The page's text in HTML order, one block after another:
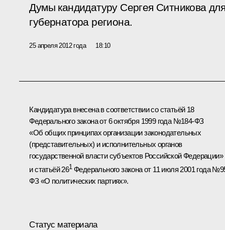
Думы кандидатуру Сергея Ситникова
губернатора региона.
25 апреля 2012 года 18:10
Кандидатура внесена в соответствии со статьёй 18
Федеральногозаконаот 6 октября 1999 года №184-ФЗ
«Об общих принципах организации законодательных
(представительных) и исполнительных органов
государственной власти субъектов Российской Федерации»
и статьёй 261Федеральногозаконаот 11 июля 2001 года
ФЗ «О политических партиях».
Статус материала